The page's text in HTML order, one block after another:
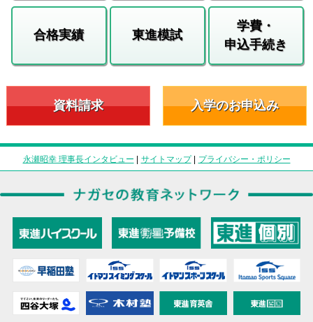
合格実績 東進模試
学費・
申込手続き
資料請求 入学のお申込み
永瀬昭幸 理事長インタビュー | サイトマップ| プライバシー・ポリシー